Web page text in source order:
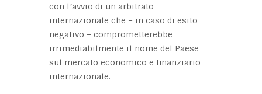
con l’avvio di un arbitrato
internazionale che – in caso di esito
negativo – comprometterebbe
irrimediabilmente il nome del Paese
sul mercato economico e finanziario
internazionale.